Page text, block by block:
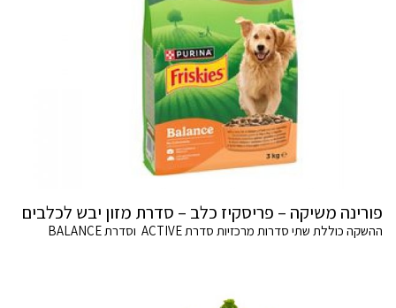
פורינה משיקה – פריסקיז כלב – סדרת מזון יבש לכלבים
ההשקה כוללת שתי סדרות מרכזיות סדרת ACTIVE וסדרת BALANCE